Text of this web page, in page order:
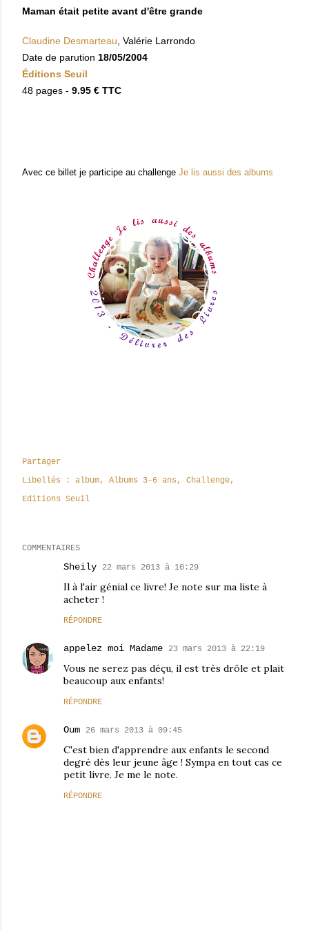
Maman était petite avant d'être grande
Claudine Desmarteau , Valérie Larrondo
Date de parution 18/05/2004
Éditions Seuil
48 pages - 9.95 € TTC
Avec ce billet je participe au challenge Je lis aussi des albums
Partager
Libellés :
album Albums 3-6 ans
Challenge
Editions Seuil
COMMENTAIRES
Sheily 22 mars 2013 à 10:29
Il à l'air génial ce livre! Je note sur ma liste à
acheter !
RÉPONDRE
appelez moi Madame 23 mars 2013 à 22:19
Vous ne serez pas déçu, il est très drôle et plait
beaucoup aux enfants!
RÉPONDRE
Oum 26 mars 2013 à 09:45
C'est bien d'apprendre aux enfants le second
degré dès leur jeune âge ! Sympa en tout cas ce
petit livre. Je me le note.
RÉPONDRE